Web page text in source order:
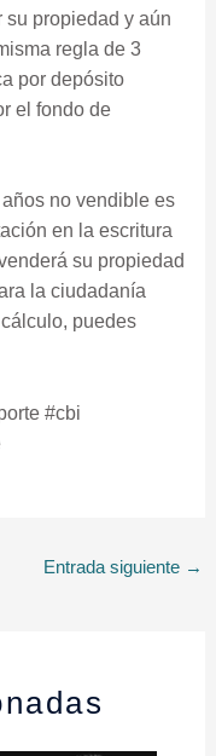
propiedad y aún
regla de 3
por depósito
el fondo de
no vendible es
en la escritura
su propiedad
la ciudadanía
puedes
#cbi
Entrada siguiente →